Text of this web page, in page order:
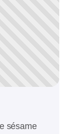
sésame